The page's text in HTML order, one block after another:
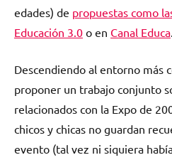
edades) de propuestas como
Educación 3.0 o en Canal Educa
Descendiendo al entorno más
proponer un trabajo conjunto
relacionados con la Expo de
chicos y chicas no guardan
evento (tal vez ni siquiera